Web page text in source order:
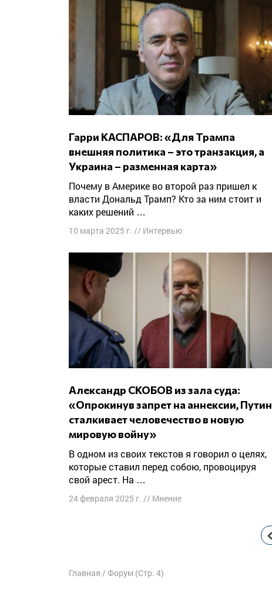
Гарри КАСПАРОВ: «Для Трампа
внешняя политика – это транзакция, а
Украина – разменная карта»
Почему в Америке во второй раз пришел к
власти Дональд Трамп? Кто за ним стоит и
каких решений …
10 марта 2025 г. // Интервью
Александр СКОБОВ из зала суда:
«Опрокинув запрет на аннексии, Путин
сталкивает человечество в новую
мировую войну»
В одном из своих текстов я говорил о целях,
которые ставил перед собою, провоцируя
свой арест. На …
24 февраля 2025 г. // Мнение
записям
Главная / Форум (Стр. 4)